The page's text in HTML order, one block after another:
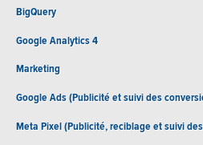
BigQuery
Google Analytics 4
Marketing
Google Ads (Publicité et suivi des
Meta Pixel (Publicité, reciblage et suivi